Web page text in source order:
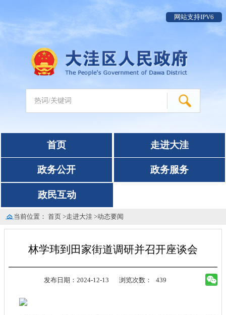
网站支持IPV6
首页 走进大洼
政务公开 政务服务
政民互动
当前位置：首页 >走进大洼 >动态要闻
林学玮到田家街道调研并召开座谈会
发布日期：2024-12-13 浏览次数： 439